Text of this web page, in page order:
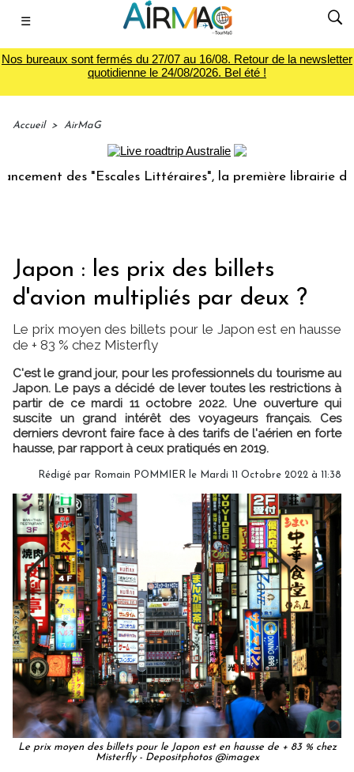
☰
Nos bureaux sont fermés du 27/07 au 16/08. Retour de la newsletter
quotidienne le 24/08/2026. Bel été !
Accueil > AirMaG
des "Escales Littéraires", la première librairie du
Japon : les prix des billets
d'avion multipliés par deux ?
Le prix moyen des billets pour le Japon est en hausse
de + 83 % chez Misterfly
C'est le grand jour, pour les professionnels du tourisme au
Japon. Le pays a décidé de lever toutes les restrictions à
partir de ce mardi 11 octobre 2022. Une ouverture qui
suscite un grand intérêt des voyageurs français. Ces
derniers devront faire face à des tarifs de l'aérien en forte
hausse, par rapport à ceux pratiqués en 2019.
Rédigé par Romain POMMIER le Mardi 11 Octobre 2022 à 11:38
Le prix moyen des billets pour le Japon est en hausse de + 83 % chez
Misterfly - Depositphotos @imagex